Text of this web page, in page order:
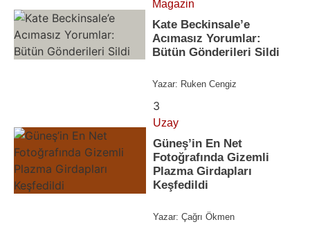
Magazin
Kate Beckinsale’e
Acımasız Yorumlar:
Bütün Gönderileri Sildi
Yazar: Ruken Cengiz
3
Uzay
Güneş’in En Net
Fotoğrafında Gizemli
Plazma Girdapları
Keşfedildi
Yazar: Çağrı Ökmen